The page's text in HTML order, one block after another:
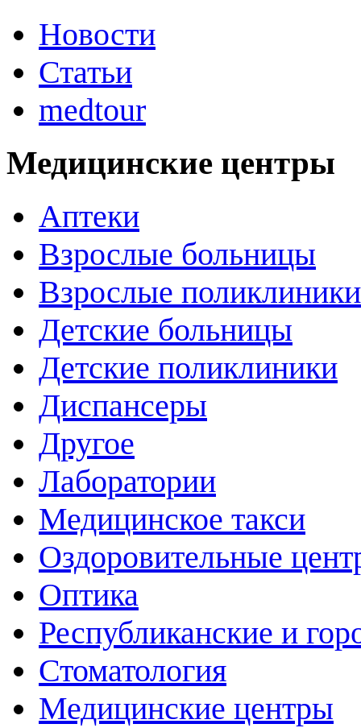
Новости
Статьи
medtour
Медицинские центры
Аптеки
Взрослые больницы
Взрослые поликлиники
Детские больницы
Детские поликлиники
Диспансеры
Другое
Лаборатории
Медицинское такси
Оздоровительные
Оптика
Республиканские и
Стоматология
Медицинские центры